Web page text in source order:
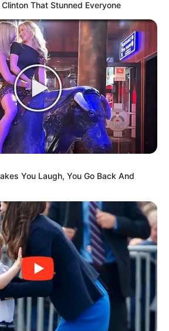
puede ayudarte a detectar
de que se agraven.
That Stunned Everyone
You Laugh, You Go Back And